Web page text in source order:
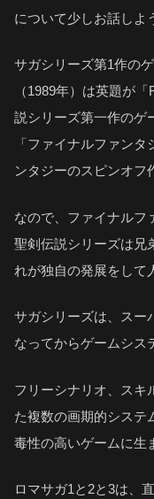
について少しお話しよ
サガシリーズ第1作の
（1989年）は英題が
説シリーズ第一作のゲ
「ファイナルファン
ンタジーのスピンオフ
なので、ファイナルフ
聖剣伝説シリーズは兄
れが独自の発展をして
サガシリーズは、スー
なってからゲームシス
フリーシナリオ、スキ
た複数の画期的システ
毒性の高いゲームに生
ロマサガ1と2と3は、